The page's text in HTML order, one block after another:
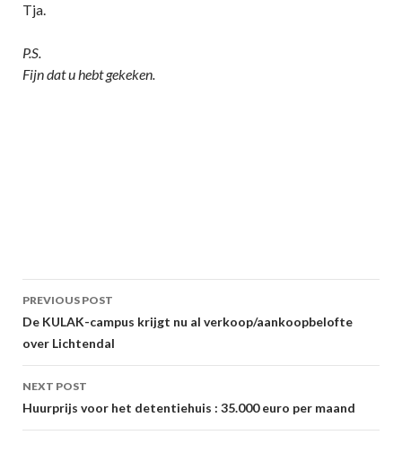
Tja.
P.S.
Fijn dat u hebt gekeken.
Post
navigation
PREVIOUS POST
De KULAK-campus krijgt nu al verkoop/aankoopbelofte
over Lichtendal
NEXT POST
Huurprijs voor het detentiehuis : 35.000 euro per maand